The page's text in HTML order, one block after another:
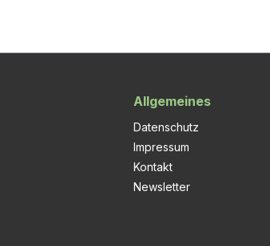
Allgemeines
Datenschutz
Impressum
Kontakt
Newsletter